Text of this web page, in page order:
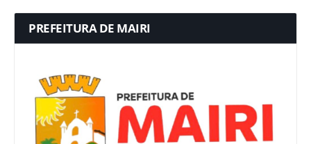
PREFEITURA DE MAIRI